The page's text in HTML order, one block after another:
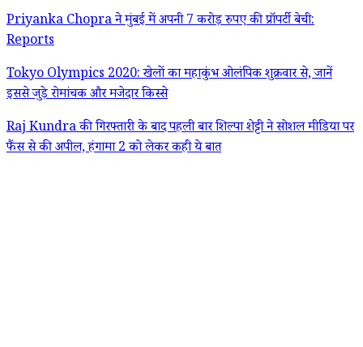
Priyanka Chopra ने मुंबई में अपनी 7 करोड़ रुपए की प्रॉपर्टी बेची:
Reports
Tokyo Olympics 2020: खेलों का महाकुंभ ओलंपिक शुक्रवार से, जानें
इससे जुड़े रोमांचक और मजेदार किस्से
Raj Kundra की गिरफ्तारी के बाद पहली बार शिल्पा शेट्टी ने सोशल मीडिया पर
फैंस से की अपील, हंगामा 2 को लेकर कही ये बात